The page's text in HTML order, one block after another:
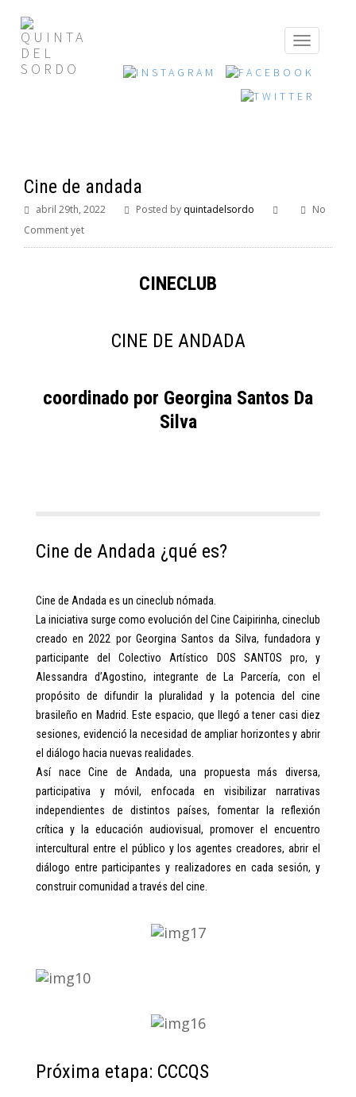
Cine de andada
abril 29th, 2022 Posted by quintadelsordo
No
Comment yet
CINECLUB
CINE DE ANDADA
coordinado por Georgina Santos Da
Silva
Cine de Andada ¿qué es?
Cine de Andada es un cineclub nómada.
La iniciativa surge como evolución del Cine Caipirinha, cineclub
creado en 2022 por Georgina Santos da Silva, fundadora y
participante del Colectivo Artístico DOS SANTOS pro, y
Alessandra d’Agostino, integrante de La Parcería, con el
propósito de difundir la pluralidad y la potencia del cine
brasileño en Madrid. Este espacio, que llegó a tener casi diez
sesiones, evidenció la necesidad de ampliar horizontes y abrir
el diálogo hacia nuevas realidades.
Así nace Cine de Andada, una propuesta más diversa,
participativa y móvil, enfocada en visibilizar narrativas
independientes de distintos países, fomentar la reflexión
crítica y la educación audiovisual, promover el encuentro
intercultural entre el público y los agentes creadores, abrir el
diálogo entre participantes y realizadores en cada sesión, y
construir comunidad a través del cine.
Próxima etapa: CCCQS